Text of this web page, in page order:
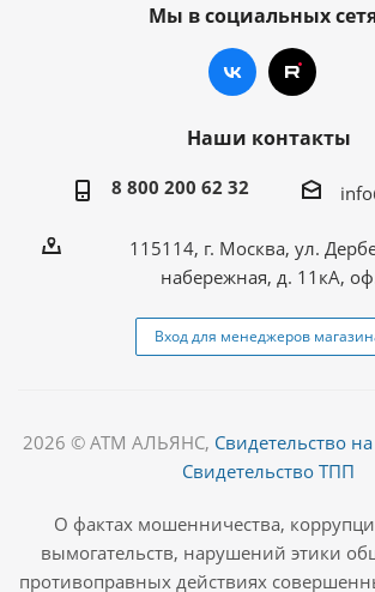
Мы в социальных
Наши контакты
8 800 200 62 32
115114, г. Москва, ул.
набережная, д. 11кА,
Вход для менеджеров
2026 © АТМ АЛЬЯНС, Свидетельство
Свидетельство ТПП
О фактах мошенничества,
вымогательств, нарушений этики
противоправных действиях